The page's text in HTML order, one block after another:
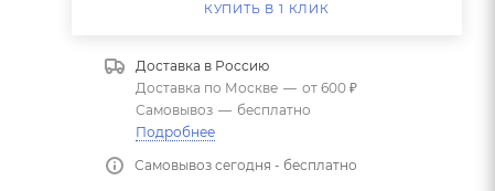
КУПИТЬ В 1 КЛИК
Доставка в Россию
Доставка по Москве — от 600 ₽
Самовывоз — бесплатно
Подробнее
Самовывоз сегодня - бесплатно